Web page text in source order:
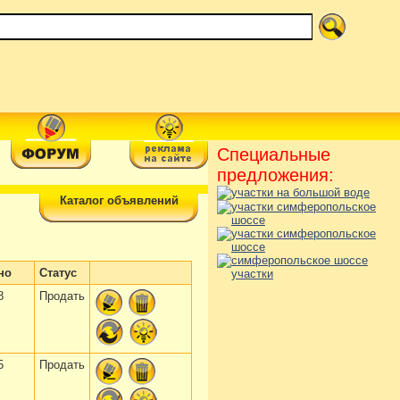
Каталог объявлений
Статус
Продать
Продать
Специальные
предложения: